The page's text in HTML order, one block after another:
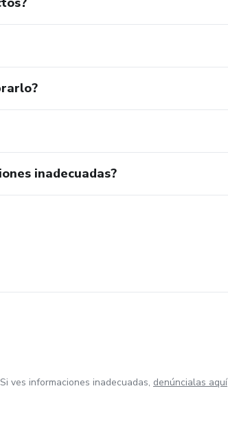
inadecuadas?
ves informaciones inadecuadas, denúncialas aquí